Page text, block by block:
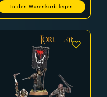
In den Warenkorb legen